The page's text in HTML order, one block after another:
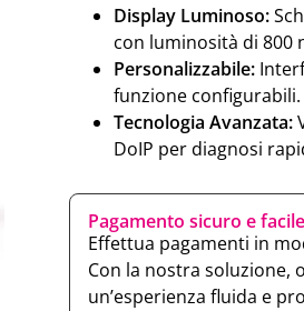
Display Luminoso:
con luminosità di 800
Personalizzabile:
funzione configurabili.
Tecnologia Avanzata:
DoIP per diagnosi
Pagamento sicuro e facile
Effettua pagamenti in
Con la nostra soluzione,
un’esperienza fluida e